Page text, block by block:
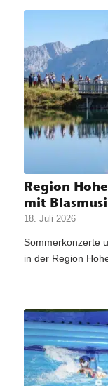
Region
mit
18. Juli 2026
Sommerkonzerte
in der Region